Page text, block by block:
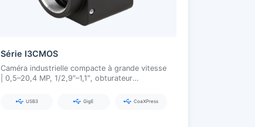
Série I3CMOS
Caméra industrielle compacte à grande vitesse
| 0,5–20,4 MP, 1/2,9″–1,1″, obturateur
GigE / CoaXPress
USB3 GigE CoaXPress